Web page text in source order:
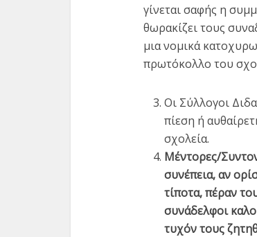
γίνεται σαφής η
θωρακίζει τους
μια νομικά
πρωτόκολλο του
Οι Σύλλογοι
πίεση ή
σχολεία.
Μέντορες/
συνέπεια, αν
τίποτα, πέραν
συνάδελφοι
τυχόν τους